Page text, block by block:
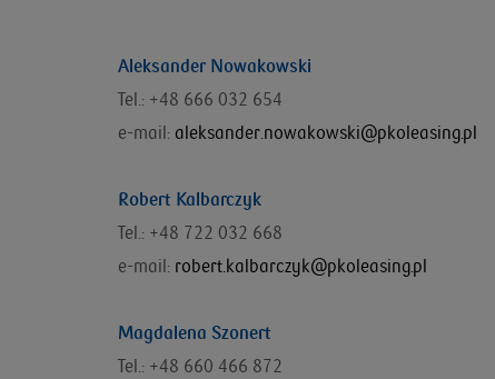
Aleksander Nowakowski
Tel.: +48 666 032 654
e-mail: aleksander.nowakowski@pkoleasing.pl
Robert Kalbarczyk
Tel.: +48 722 032 668
e-mail: robert.kalbarczyk@pkoleasing.pl
Magdalena Szonert
Tel.: +48 660 466 872